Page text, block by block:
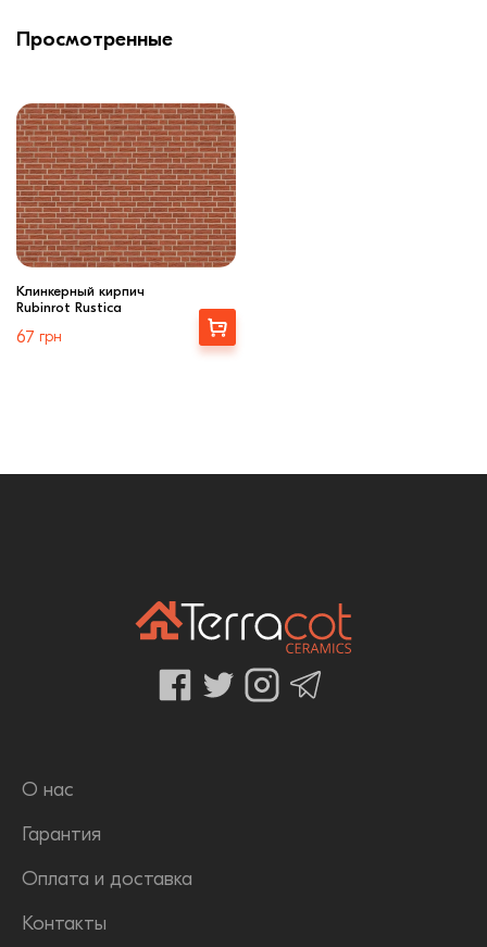
Просмотренные
Клинкерный кирпич
Rubinrot Rustica
67 грн
Купити
О нас
Гарантия
Оплата и доставка
Контакты